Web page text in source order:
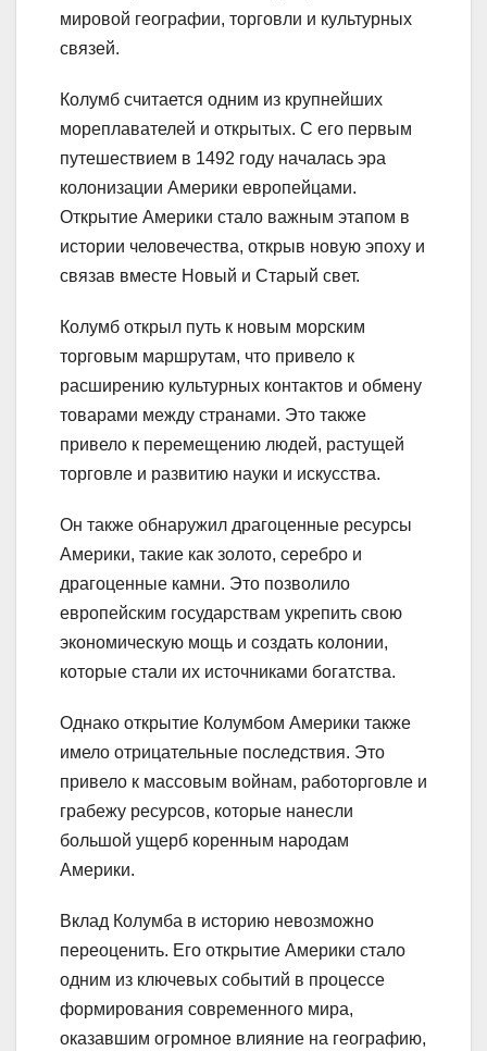
мировой географии, торговли и культурных
связей.
Колумб считается одним из крупнейших
мореплавателей и открытых. С его первым
путешествием в 1492 году началась эра
колонизации Америки европейцами.
Открытие Америки стало важным этапом в
истории человечества, открыв новую эпоху и
связав вместе Новый и Старый свет.
Колумб открыл путь к новым морским
торговым маршрутам, что привело к
расширению культурных контактов и обмену
товарами между странами. Это также
привело к перемещению людей, растущей
торговле и развитию науки и искусства.
Он также обнаружил драгоценные ресурсы
Америки, такие как золото, серебро и
драгоценные камни. Это позволило
европейским государствам укрепить свою
экономическую мощь и создать колонии,
которые стали их источниками богатства.
Однако открытие Колумбом Америки также
имело отрицательные последствия. Это
привело к массовым войнам, работорговле и
грабежу ресурсов, которые нанесли
большой ущерб коренным народам
Америки.
Вклад Колумба в историю невозможно
переоценить. Его открытие Америки стало
одним из ключевых событий в процессе
формирования современного мира,
оказавшим огромное влияние на географию,